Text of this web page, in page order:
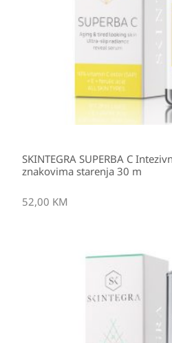
SKINTEGRA SUPERBA C
znakovima starenja 30 m
52,00 KM